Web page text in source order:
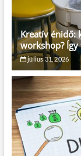
Kreatív énidő:
workshop?
július 31, 2026